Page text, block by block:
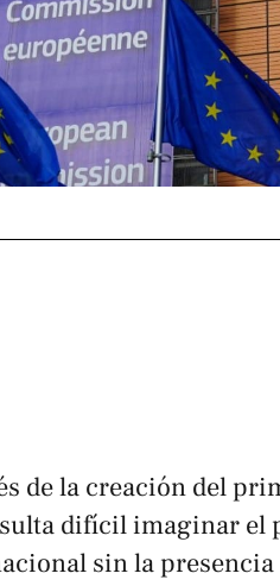
de la creación del
difícil imaginar el
sin la presencia